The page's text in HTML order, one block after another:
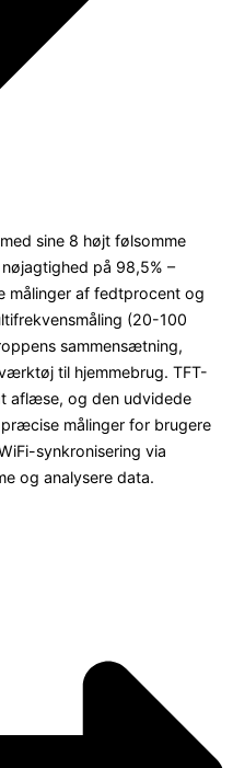
sine 8 højt følsomme
på 98,5% –
målinger af fedtprocent og
(20-100
sammensætning,
til hjemmebrug. TFT-
aflæse, og den udvidede
målinger for brugere
synkronisering via
og analysere data.